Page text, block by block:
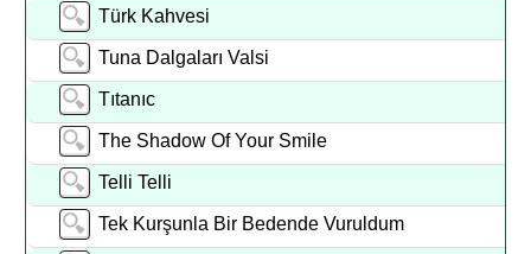
Türk Kahvesi
Tuna Dalgaları Valsi
Tıtanıc
The Shadow Of Your Smile
Telli Telli
Tek Kurşunla Bir Bedende Vuruldum